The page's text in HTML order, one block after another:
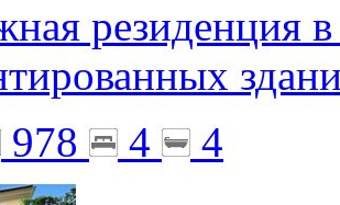
резиденция
978 4 4